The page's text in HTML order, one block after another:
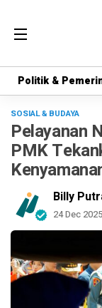
Politik &
Politik &
SOSIAL & BUDAYA
Pelayanan
PMK
Billy
24 Dec 2025